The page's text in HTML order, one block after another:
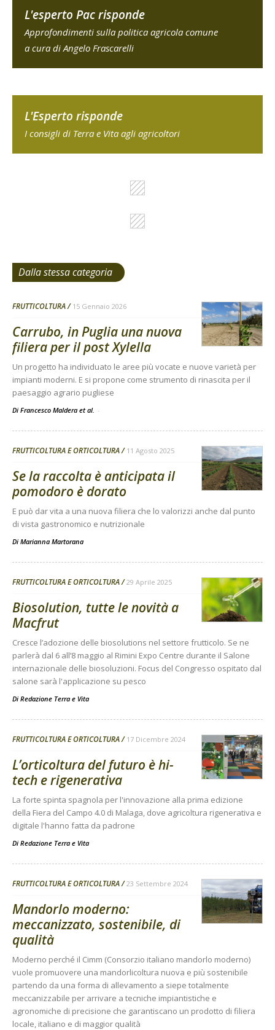
L'esperto Pac risponde
Approfondimenti sulla politica agricola comune
a cura di Angelo Frascarelli
L'Esperto risponde
I consigli di Terra e Vita agli agricoltori
Dalla stessa categoria
FRUTTICOLTURA 15 Gennaio 2026
Carrubo, in Puglia una nuova
filiera per il post Xylella
Un progetto ha individuato le aree più vocate e nuove varietà per
impianti moderni. E si propone come strumento di rinascita per il
paesaggio agrario pugliese
Di Francesco Maldera et al. -
FRUTTICOLTURA E ORTICOLTURA 11 Agosto 2025
Se la raccolta è anticipata il
pomodoro è dorato
E può dar vita a una nuova filiera che lo valorizzi anche dal punto
di vista gastronomico e nutrizionale
Di Marianna Martorana
FRUTTICOLTURA E ORTICOLTURA 29 Aprile 2025
Biosolution, tutte le novità a
Macfrut
Cresce l’adozione delle biosolutions nel settore frutticolo. Se ne
parlerà dal 6 all’8 maggio al Rimini Expo Centre durante il Salone
internazionale delle biosoluzioni. Focus del Congresso ospitato dal
salone sarà l'applicazione su pesco
Di Redazione Terra e Vita
FRUTTICOLTURA E ORTICOLTURA 17 Dicembre 2024
L’orticoltura del futuro è hi-
tech e rigenerativa
La forte spinta spagnola per l'innovazione alla prima edizione
della Fiera del Campo 4.0 di Malaga, dove agricoltura rigenerativa e
digitale l'hanno fatta da padrone
Di Redazione Terra e Vita
FRUTTICOLTURA E ORTICOLTURA 23 Settembre 2024
Mandorlo moderno:
meccanizzato, sostenibile, di
qualità
Moderno perché il Cimm (Consorzio italiano mandorlo moderno)
vuole promuovere una mandorlicoltura nuova e più sostenibile
partendo da una forma di allevamento a siepe totalmente
meccanizzabile per arrivare a tecniche impiantistiche e
agronomiche di precisione che garantiscano un prodotto di filiera
locale, italiano e di maggior qualità